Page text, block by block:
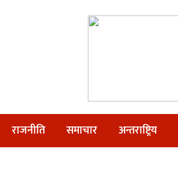
राजनीति समाचार अन्तराष्ट्रिय